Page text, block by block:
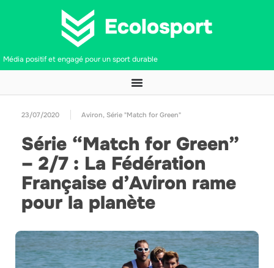
Média positif et engagé pour un sport durable
23/07/2020 Aviron, Série "Match for Green"
Série “Match for Green”
– 2/7 : La Fédération
Française d’Aviron rame
pour la planète